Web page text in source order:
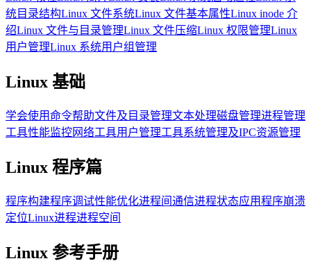
统目录结构Linux 文件系统Linux 文件基本属性Linux inode 介
绍Linux 文件与目录管理Linux 文件压缩Linux 权限管理Linux
用户管理Linux 系统用户组管理
Linux 基础
学会使用命令帮助文件及目录管理文本处理磁盘管理进程管理
工具性能监控网络工具用户管理工具系统管理及IPC资源管理
Linux 程序篇
程序构建程序调试性能优化进程间通信进程状态应用程序崩溃
定位Linux进程进程空间
Linux 参考手册